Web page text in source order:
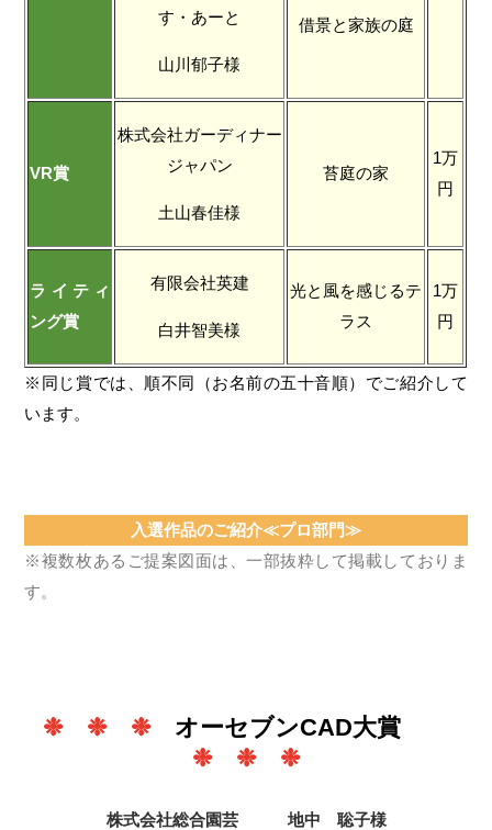
す・あーと
山川郁子様
借景と家族の庭
VR賞
株式会社ガーディナー
ジャパン
土山春佳様
苔庭の家
1万
円
ライティ
ング賞
有限会社英建
白井智美様
光と風を感じるテ
ラス
1万
円
※同じ賞では、順不同（お名前の五十音順）でご紹介して
います。
入選作品のご紹介≪プロ部門≫
※複数枚あるご提案図面は、一部抜粋して掲載しておりま
す。
❉ ❉ ❉ オーセブンCAD大賞
❉ ❉ ❉
株式会社総合園芸 地中 聡子様